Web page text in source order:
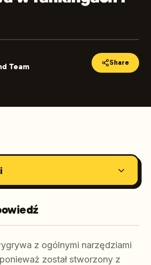
Team Share
z ogólnymi narzędziami
został stworzony z